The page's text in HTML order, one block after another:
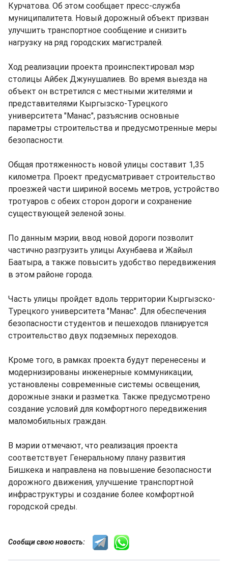
Курчатова. Об этом сообщает пресс-служба
муниципалитета. Новый дорожный объект призван
улучшить транспортное сообщение и снизить
нагрузку на ряд городских магистралей.
Ход реализации проекта проинспектировал мэр
столицы Айбек Джунушалиев. Во время выезда на
объект он встретился с местными жителями и
представителями Кыргызско-Турецкого
университета "Манас", разъяснив основные
параметры строительства и предусмотренные меры
безопасности.
Общая протяженность новой улицы составит 1,35
километра. Проект предусматривает строительство
проезжей части шириной восемь метров, устройство
тротуаров с обеих сторон дороги и сохранение
существующей зеленой зоны.
По данным мэрии, ввод новой дороги позволит
частично разгрузить улицы Ахунбаева и Жайыл
Баатыра, а также повысить удобство передвижения
в этом районе города.
Часть улицы пройдет вдоль территории Кыргызско-
Турецкого университета "Манас". Для обеспечения
безопасности студентов и пешеходов планируется
строительство двух подземных переходов.
Кроме того, в рамках проекта будут перенесены и
модернизированы инженерные коммуникации,
установлены современные системы освещения,
дорожные знаки и разметка. Также предусмотрено
создание условий для комфортного передвижения
маломобильных граждан.
В мэрии отмечают, что реализация проекта
соответствует Генеральному плану развития
Бишкека и направлена на повышение безопасности
дорожного движения, улучшение транспортной
инфраструктуры и создание более комфортной
городской среды.
Сообщи свою новость: